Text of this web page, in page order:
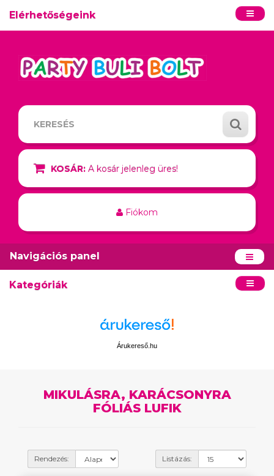
Elérhetőségeink
KOSÁR: A kosár jelenleg üres!
Fiókom
Navigációs panel
Kategóriák
Árukereső.hu
MIKULÁSRA, KARÁCSONYRA
FÓLIÁS LUFIK
Rendezés: Listázás: